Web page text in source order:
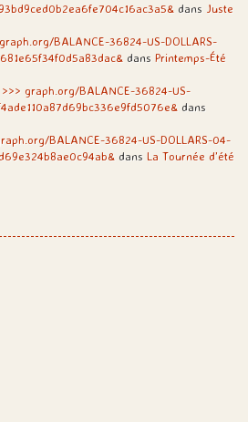
dans Juste
BALANCE-36824-US-DOLLARS-
dans Printemps-Été
graph.org/BALANCE-36824-US-
dans
BALANCE-36824-US-DOLLARS-04-
dans La Tournée d’été